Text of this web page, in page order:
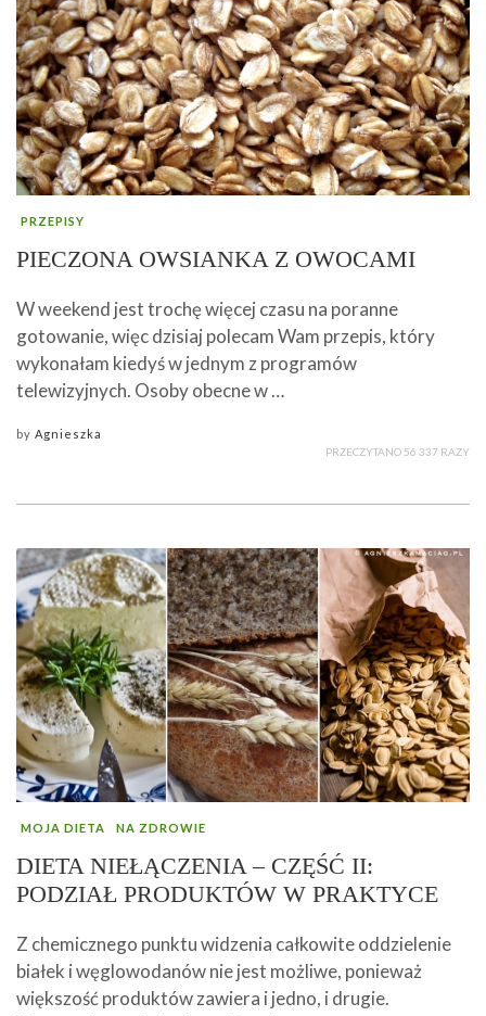
PRZEPISY
PIECZONA OWSIANKA Z OWOCAMI
W weekend jest trochę więcej czasu na poranne
gotowanie, więc dzisiaj polecam Wam przepis, który
wykonałam kiedyś w jednym z programów
telewizyjnych. Osoby obecne w …
by Agnieszka
PRZECZYTANO 56 337 RAZY
MOJA DIETA NA ZDROWIE
DIETA NIEŁĄCZENIA – CZĘŚĆ II:
PODZIAŁ PRODUKTÓW W PRAKTYCE
Z chemicznego punktu widzenia całkowite oddzielenie
białek i węglowodanów nie jest możliwe, ponieważ
większość produktów zawiera i jedno, i drugie.